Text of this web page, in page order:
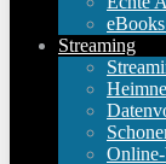
Streaming